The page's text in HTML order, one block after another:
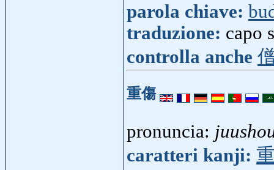
parola chiave:
traduzione: capo
controlla anche
重傷
pronuncia:
caratteri kanji: